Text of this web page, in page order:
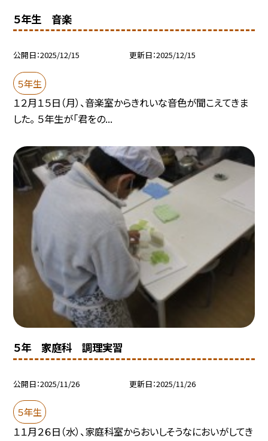
５年生 音楽
公開日 2025/12/15 更新日 2025/12/15
５年生
１２月１５日（月）、音楽室からきれいな音色が聞こえてきま
した。 ５年生が「君をの...
５年 家庭科 調理実習
公開日 2025/11/26 更新日 2025/11/26
５年生
１１月２６日（水）、家庭科室からおいしそうなにおいがしてき